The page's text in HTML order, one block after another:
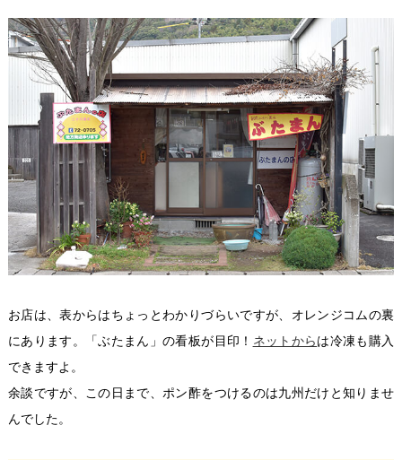
お店は、表からはちょっとわかりづらいですが、オレンジコムの裏
にあります。「ぶたまん」の看板が目印！ ネットからは冷凍も購入
できますよ。
余談ですが、この日まで、ポン酢をつけるのは九州だけと知りませ
んでした。